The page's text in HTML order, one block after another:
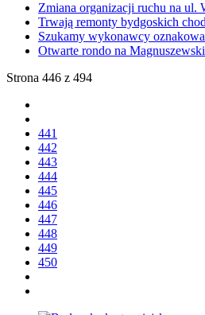
Zmiana organizacji ruchu na ul.
Trwają remonty bydgoskich
Szukamy wykonawcy
Otwarte rondo na
Strona 446 z 494
441
442
443
444
445
446
447
448
449
450